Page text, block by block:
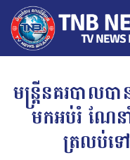
មន្ត្រីនគរបាល
មកអប់រំ ណែន
ត្រលប់ទៅ